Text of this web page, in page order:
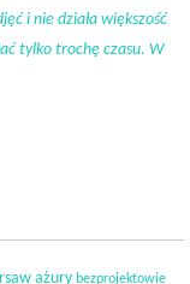
i nie działa większość
tylko trochę czasu. W
ażury bezprojektowie